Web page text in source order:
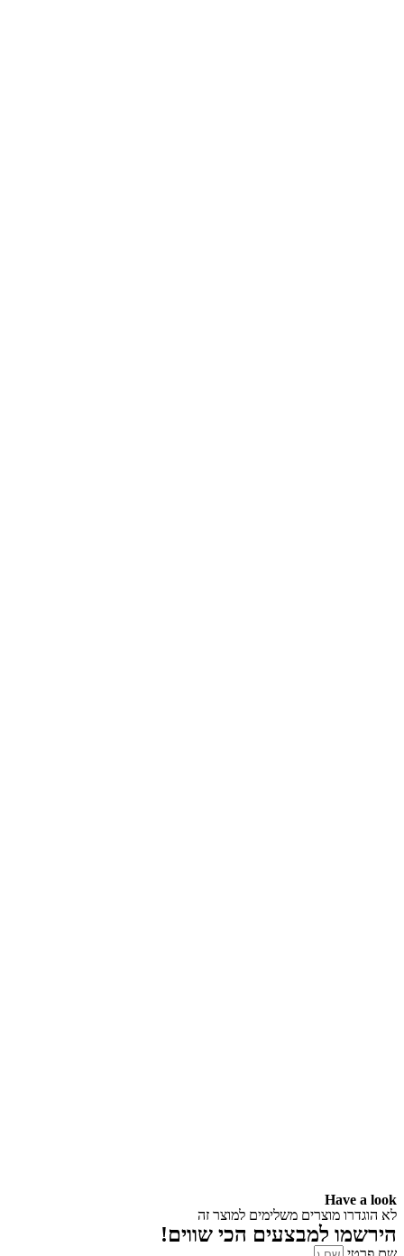
Have a look
לא הוגדרו מוצרים משלימים למוצר זה
הירשמו למבצעים הכי שווים!